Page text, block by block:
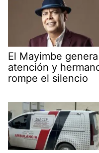
El Mayimbe genera
atención y
rompe el silencio